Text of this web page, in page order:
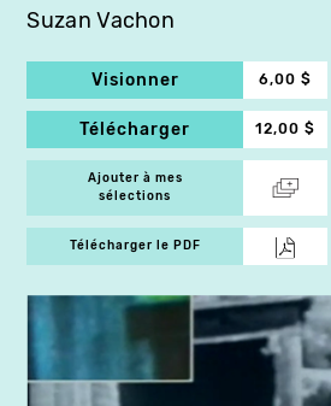
Suzan Vachon
Visionner 6,00 $
Télécharger 12,00 $
Ajouter à mes
sélections
Télécharger le PDF